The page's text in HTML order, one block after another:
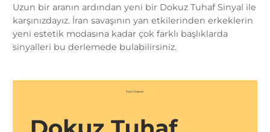
Uzun bir aranın ardından yeni bir Dokuz Tuhaf Sinyal ile
karşınızdayız. İran savaşının yan etkilerinden erkeklerin
yeni estetik modasına kadar çok farklı başlıklarda
sinyalleri bu derlemede bulabilirsiniz.